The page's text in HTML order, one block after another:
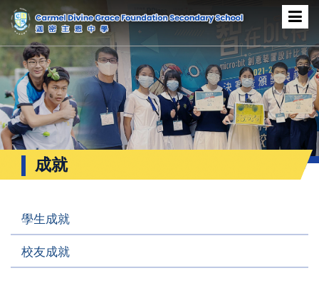
成就
學生成就
校友成就